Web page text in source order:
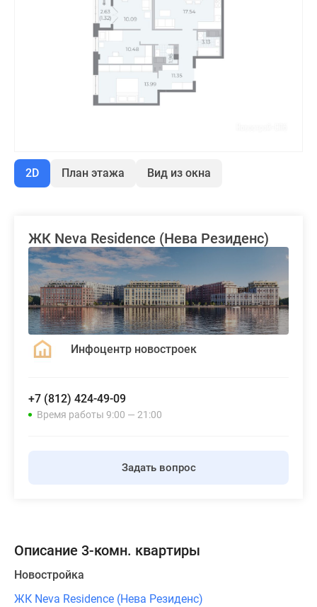
2D План этажа Вид из окна
ЖК Neva Residence (Нева Резиденс)
Инфоцентр новостроек
+7 (812) 424-49-09
Время работы 9:00 — 21:00
Задать вопрос
Описание 3-комн. квартиры
Новостройка
ЖК Neva Residence (Нева Резиденс)